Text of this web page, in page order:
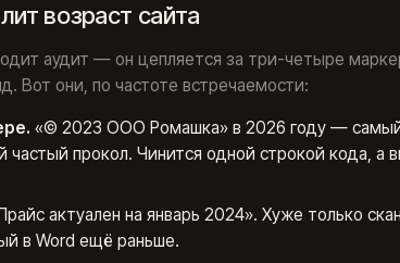
возраст сайта
аудит — он цепляется за три-четыре
Вот они, по частоте встречаемости:
«© 2023 ООО Ромашка» в 2026 году —
прокол. Чинится одной строкой кода, а
актуален на январь 2024». Хуже только
в Word ещё раньше.